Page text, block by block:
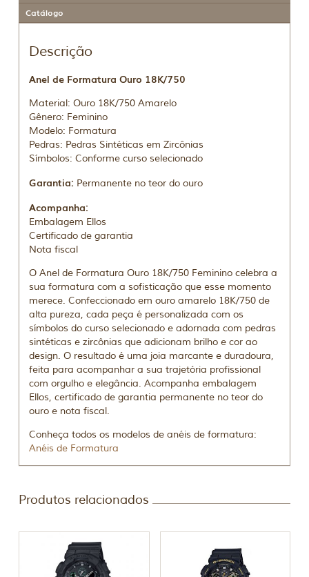
Catálogo
Descrição
Anel de Formatura Ouro 18K/750
Material: Ouro 18K/750 Amarelo
Gênero: Feminino
Modelo: Formatura
Pedras: Pedras Sintéticas em Zircônias
Símbolos: Conforme curso selecionado
Garantia: Permanente no teor do ouro
Acompanha:
Embalagem Ellos
Certificado de garantia
Nota fiscal
O Anel de Formatura Ouro 18K/750 Feminino celebra a
sua formatura com a sofisticação que esse momento
merece. Confeccionado em ouro amarelo 18K/750 de
alta pureza, cada peça é personalizada com os
símbolos do curso selecionado e adornada com pedras
sintéticas e zircônias que adicionam brilho e cor ao
design. O resultado é uma joia marcante e duradoura,
feita para acompanhar a sua trajetória profissional
com orgulho e elegância. Acompanha embalagem
Ellos, certificado de garantia permanente no teor do
ouro e nota fiscal.
Conheça todos os modelos de anéis de formatura:
Anéis de Formatura
Produtos relacionados